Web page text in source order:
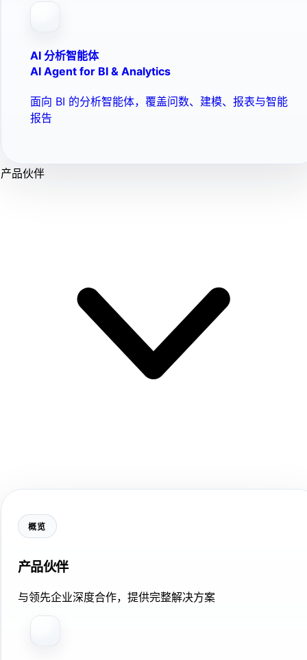
AI 分析智能体
AI Agent for BI & Analytics
面向 BI 的分析智能体，覆盖问数、建模、报表与智能
报告
产品伙伴
概览
产品伙伴
与领先企业深度合作，提供完整解决方案